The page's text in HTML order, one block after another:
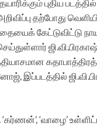
புதிய படத்தில்
தற்போது
கேட்டுவிட்டு
இப்படத்தில்
‘வாழை’